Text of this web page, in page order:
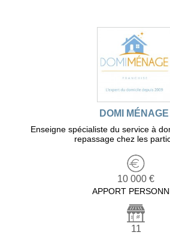
DOMI MÉNAGE
Enseigne spécialiste du service à
repassage chez les
10 000 €
APPORT
11